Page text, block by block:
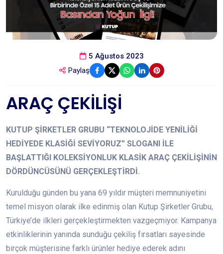
5 Ağustos 2023
Paylaş
ARAÇ ÇEKİLİŞİ
KUTUP ŞİRKETLER GRUBU “TEKNOLOJİDE YENİLİĞİ
HEDİYEDE KLASİĞİ SEVİYORUZ” SLOGANI İLE
BAŞLATTIĞI KOLEKSİYONLUK KLASİK ARAÇ ÇEKİLİŞİNİN
DÖRDÜNCÜSÜNÜ GERÇEKLEŞTİRDİ.
Kurulduğu günden bu yana 69 yıldır müşteri memnuniyetini
temel misyon olarak ilke edinmiş olan Kutup Şirketler Grubu,
Türkiye’de ilkleri gerçekleştirmekten vazgeçmiyor. Kampanya
etkinliklerinin yanında sunduğu çekiliş fırsatları sayesinde
birçok müşterisine farklı ürünler hediye ederek adını